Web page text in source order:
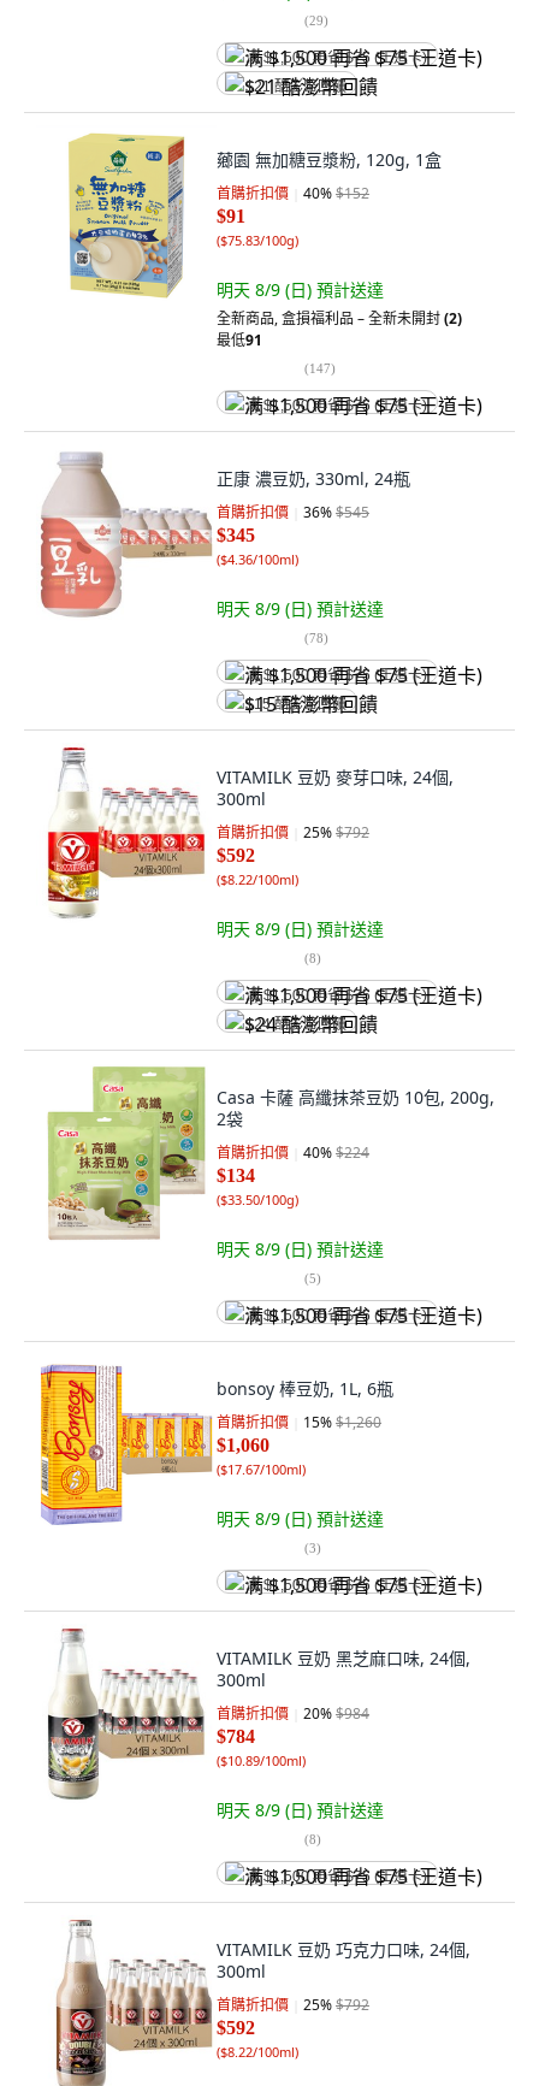
(29)
满 $1,500 再省 $75 (王道卡)
$21 酷澎幣回饋
薌園 無加糖豆漿粉, 120g, 1盒
首購折扣價 40%$152
$91
($75.83/100g)
明天 8/9 (日) 預計送達
全新商品,盒損福利品 – 全新未開封(2)
最低91
(147)
满 $1,500 再省 $75 (王道卡)
正康 濃豆奶, 330ml, 24瓶
首購折扣價 36%$545
$345
($4.36/100ml)
明天 8/9 (日) 預計送達
(78)
满 $1,500 再省 $75 (王道卡)
$15 酷澎幣回饋
VITAMILK 豆奶 麥芽口味, 24個,
300ml
首購折扣價 25%$792
$592
($8.22/100ml)
明天 8/9 (日) 預計送達
(8)
满 $1,500 再省 $75 (王道卡)
$24 酷澎幣回饋
Casa 卡薩 高纖抹茶豆奶 10包, 200g,
2袋
首購折扣價 40%$224
$134
($33.50/100g)
明天 8/9 (日) 預計送達
(5)
满 $1,500 再省 $75 (王道卡)
bonsoy 棒豆奶, 1L, 6瓶
首購折扣價 15%$1,260
$1,060
($17.67/100ml)
明天 8/9 (日) 預計送達
(3)
满 $1,500 再省 $75 (王道卡)
VITAMILK 豆奶 黑芝麻口味, 24個,
300ml
首購折扣價 20%$984
$784
($10.89/100ml)
明天 8/9 (日) 預計送達
(8)
满 $1,500 再省 $75 (王道卡)
VITAMILK 豆奶 巧克力口味, 24個,
300ml
首購折扣價 25%$792
$592
($8.22/100ml)